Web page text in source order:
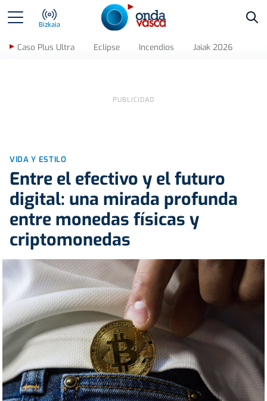
Bizkaia
Caso Plus Ultra Eclipse Incendios Jaiak 2026
VIDA Y ESTILO
Entre el efectivo y el futuro
digital: una mirada profunda
entre monedas físicas y
criptomonedas